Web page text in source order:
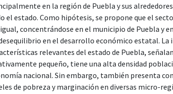
en la región de Puebla y sus
el estado. Como hipótesis, se propone que el
concentrándose en el municipio de Puebla y
en el desarrollo económico estatal.
relevantes del estado de Puebla,
pequeño, tiene una alta densidad
nacional. Sin embargo, también presenta
de pobreza y marginación en diversas micro-